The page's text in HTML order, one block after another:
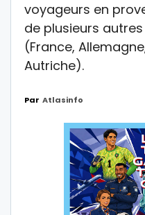
voyageurs en
de plusieurs
(France,
Autriche).
Par Atlasinfo